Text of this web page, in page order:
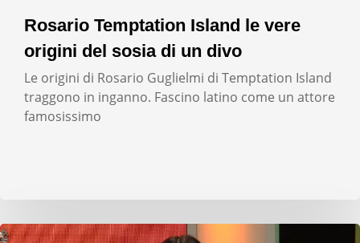
Rosario Temptation Island le vere
origini del sosia di un divo
Le origini di Rosario Guglielmi di Temptation Island
traggono in inganno. Fascino latino come un attore
famosissimo